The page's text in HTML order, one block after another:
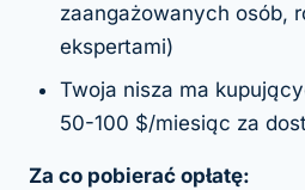
zaangażowanych osób,
ekspertami)
Twoja nisza ma
50-100 $/miesiąc za
Za co pobierać opłatę: